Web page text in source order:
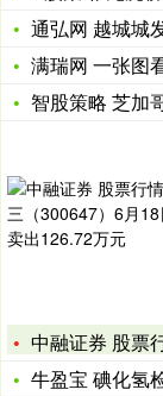
通弘网 越城城
满瑞网 一张图
智股策略 芝加哥
中融证券 股票行情快报：超频三（
牛盈宝 碘化氢检